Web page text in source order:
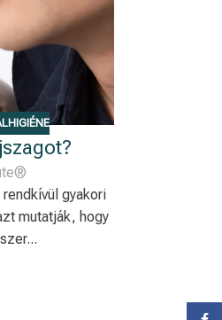
gyakori
mutatják, hogy